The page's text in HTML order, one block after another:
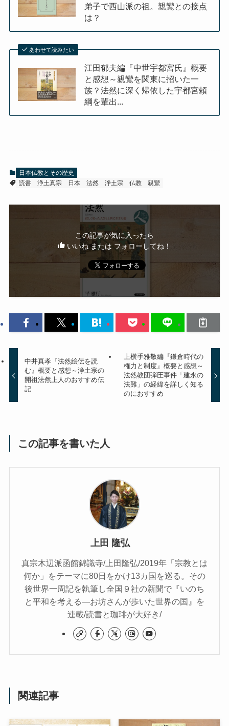
弟子で西山派の祖。親鸞との接点
は？
あわせて読みたい
江田郁夫編『中世宇都宮氏』概要
と感想～親鸞を関東に招いた一
族？法然に深く帰依した宇都宮頼
綱を輩出...
日本仏教とその歴史
読書
浄土真宗 日本 法然 浄土宗 仏教 親鸞
この記事が気に入ったら
いいね または フォローしてね！
中井真孝『法然絵伝を読
む』概要と感想～浄土宗の
開祖法然上人のおすすめ伝
記
上横手雅敬編『鎌倉時代の
権力と制度』概要と感想～
法然教団弾圧事件「建永の
法難」の経緯を詳しく知る
のにおすすめ
この記事を書いた人
上田 隆弘
真宗木辺派函館錦識寺/上田隆弘/2019年「宗教とは
何か」をテーマに80日をかけ13カ国を巡る。その
後世界一周記を執筆し全国９社の新聞で『いのち
と平和を考える―お坊さんが歩いた世界の国』を
連載/読書と珈琲が大好き/
関連記事